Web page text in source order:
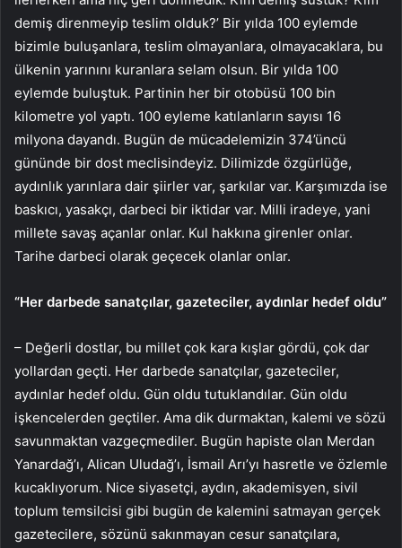
demiş direnmeyip teslim olduk?’ Bir yılda 100 eylemde
bizimle buluşanlara, teslim olmayanlara, olmayacaklara, bu
ülkenin yarınını kuranlara selam olsun. Bir yılda 100
eylemde buluştuk. Partinin her bir otobüsü 100 bin
kilometre yol yaptı. 100 eyleme katılanların sayısı 16
milyona dayandı. Bugün de mücadelemizin 374’üncü
gününde bir dost meclisindeyiz. Dilimizde özgürlüğe,
aydınlık yarınlara dair şiirler var, şarkılar var. Karşımızda ise
baskıcı, yasakçı, darbeci bir iktidar var. Milli iradeye, yani
millete savaş açanlar onlar. Kul hakkına girenler onlar.
Tarihe darbeci olarak geçecek olanlar onlar.
“Her darbede sanatçılar, gazeteciler, aydınlar hedef oldu”
– Değerli dostlar, bu millet çok kara kışlar gördü, çok dar
yollardan geçti. Her darbede sanatçılar, gazeteciler,
aydınlar hedef oldu. Gün oldu tutuklandılar. Gün oldu
işkencelerden geçtiler. Ama dik durmaktan, kalemi ve sözü
savunmaktan vazgeçmediler. Bugün hapiste olan Merdan
Yanardağ’ı, Alican Uludağ’ı, İsmail Arı’yı hasretle ve özlemle
kucaklıyorum. Nice siyasetçi, aydın, akademisyen, sivil
toplum temsilcisi gibi bugün de kalemini satmayan gerçek
gazetecilere, sözünü sakınmayan cesur sanatçılara,